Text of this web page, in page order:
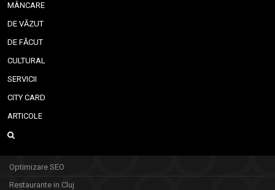
MÂNCARE
DE VĂZUT
DE FĂCUT
CULTURAL
SERVICII
CITY CARD
ARTICOLE
Optimizare SEO
Restaurante in Cluj